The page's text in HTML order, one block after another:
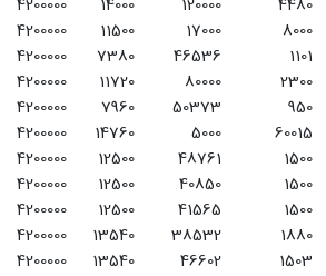
4200000 11500 17000 8000
4200000 7380 46536 1101
4200000 11720 80000 2300
4200000 7960 50373 950
4200000 14760 5000 60015
4200000 12500 48761 1500
4200000 12500 40850 1500
4200000 12500 41565 1500
4200000 13540 38532 1880
4200000 13540 46602 1503